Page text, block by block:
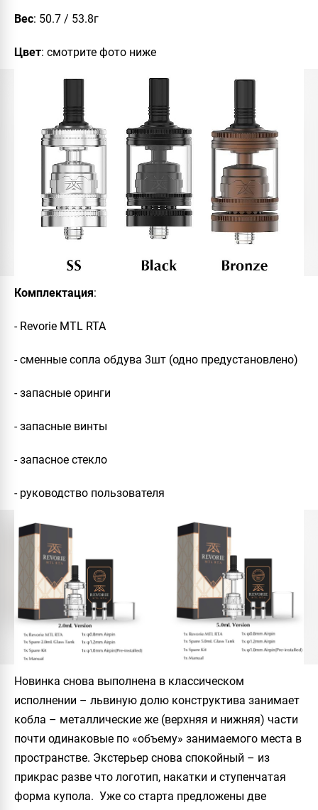
Вес: 50.7 / 53.8г
Цвет: смотрите фото ниже
Комплектация:
- Revorie MTL RTA
- сменные сопла обдува 3шт (одно предустановлено)
- запасные оринги
- запасные винты
- запасное стекло
- руководство пользователя
Новинка снова выполнена в классическом
исполнении – львиную долю конструктива занимает
кобла – металлические же (верхняя и нижняя) части
почти одинаковые по «объему» занимаемого места в
пространстве. Экстерьер снова спокойный – из
прикрас разве что логотип, накатки и ступенчатая
форма купола. Уже со старта предложены две